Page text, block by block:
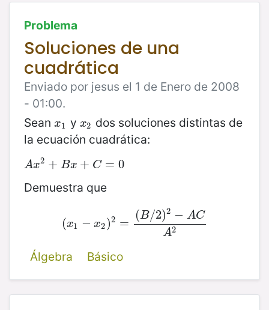
Problema
Soluciones de una
cuadrática
Enviado por jesus el 1 de Enero de 2008
- 01:00.
Sean x1
x1 y x2
x2 dos soluciones distintas de
la ecuación cuadrática:
Ax2 + Bx + C = 0
Ax2 +B x+C= 0
Demuestra que
(x1 − x2)2 =
( B/2)2 − AC
A2
(x 1− x2)2 =( B/2)2−ACA2
Álgebra Básico